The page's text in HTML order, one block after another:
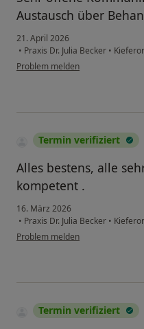
Austausch über
21. April 2026
• Praxis Dr. Julia Becker •
Problem melden
Termin verifiziert
Alles bestens, alle
kompetent .
16. März 2026
• Praxis Dr. Julia Becker •
Problem melden
Termin verifiziert